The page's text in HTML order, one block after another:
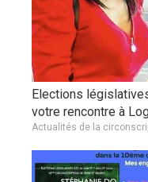
Elections
votre rencontre à
Actualités de la